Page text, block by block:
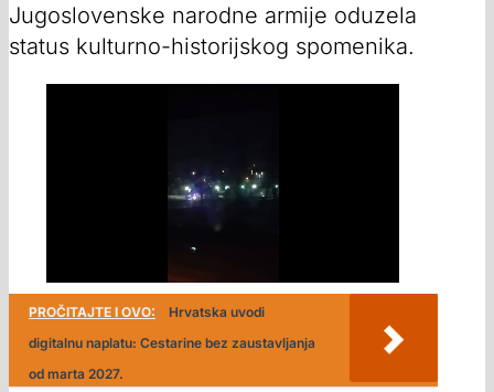
Jugoslovenske narodne armije oduzela
status kulturno-historijskog spomenika.
PROČITAJTE I OVO:
Hrvatska uvodi
digitalnu naplatu: Cestarine bez zaustavljanja
od marta 2027.